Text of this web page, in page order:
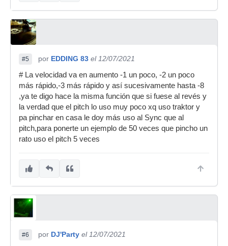
#5 por EDDING 83 el 12/07/2021
# La velocidad va en aumento -1 un poco, -2 un poco
más rápido,-3 más rápido y así sucesivamente hasta -8
,ya te digo hace la misma función que si fuese al revés y
la verdad que el pitch lo uso muy poco xq uso traktor y
pa pinchar en casa le doy más uso al Sync que al
pitch,para ponerte un ejemplo de 50 veces que pincho un
rato uso el pitch 5 veces
#6 por DJ'Party el 12/07/2021